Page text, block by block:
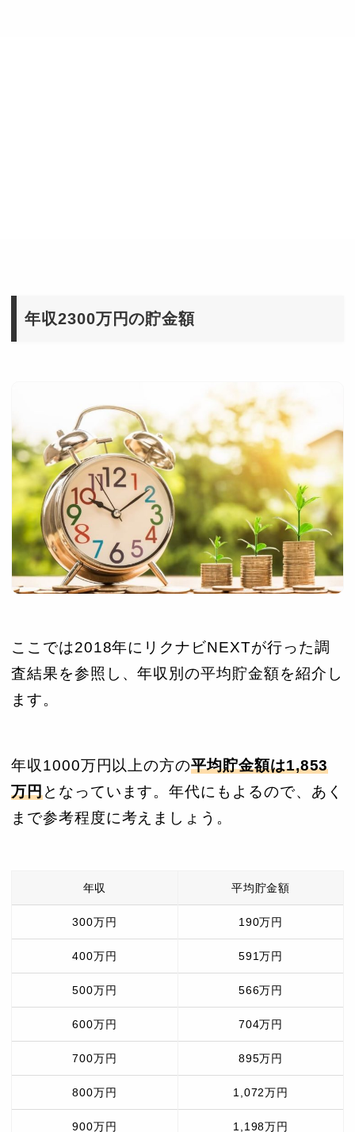
年収2300万円の貯金額
ここでは2018年にリクナビNEXTが行った調
査結果を参照し、年収別の平均貯金額を紹介し
ます。
年収1000万円以上の方の平均貯金額は1,853
万円となっています。年代にもよるので、あく
まで参考程度に考えましょう。
年収 平均貯金額
300万円 190万円
400万円 591万円
500万円 566万円
600万円 704万円
700万円 895万円
800万円 1,072万円
900万円 1,198万円